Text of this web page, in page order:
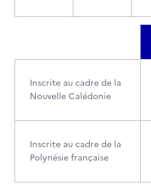
Inscrite au cadre de la
Nouvelle Calédonie
Inscrite au cadre de la
Polynésie française